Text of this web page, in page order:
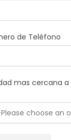
de Teléfono
mas cercana